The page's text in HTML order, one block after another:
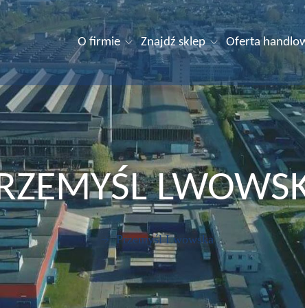
O firmie Znajdź sklep Oferta
Przemyśl Lwowska